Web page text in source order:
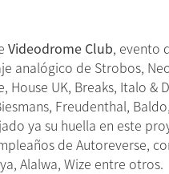
Videodrome Club, evento
analógico de Strobos,
UK, Breaks, Italo &
Freudenthal,
ya su huella en este
de Autoreverse,
Alalwa, Wize entre otros.